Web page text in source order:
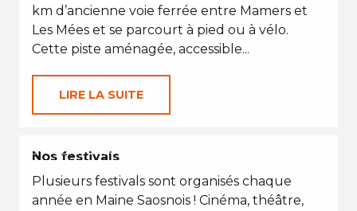
km d’ancienne voie ferrée entre Mamers et
Les Mées et se parcourt à pied ou à vélo.
Cette piste aménagée, accessible...
LIRE LA SUITE
EN TOUTES SAISONS
Nos festivals
Plusieurs festivals sont organisés chaque
année en Maine Saosnois ! Cinéma, théâtre,